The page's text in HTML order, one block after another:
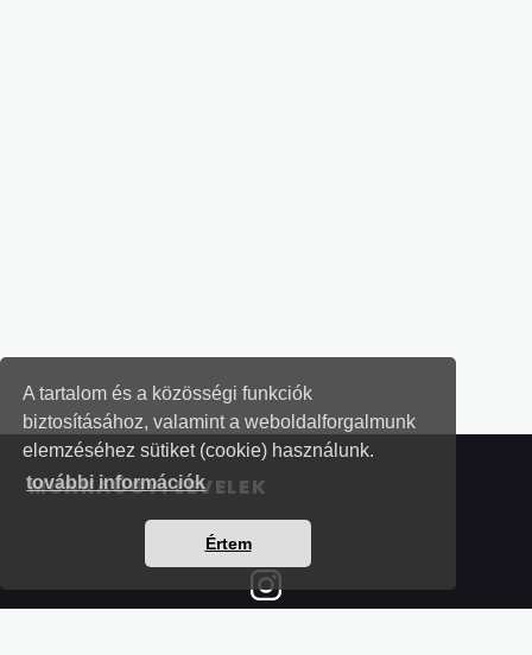
A tartalom és a közösségi funkciók
biztosításához, valamint a weboldalforgalmunk
elemzéséhez sütiket (cookie) használunk.
további információk
Értem
MUNKAÜGYI LEVELEK